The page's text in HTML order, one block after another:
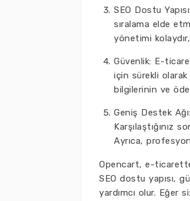
SEO Dostu
sıralama elde
yönetimi
Güvenlik: E-
için sürekli
bilgilerinin ve
Geniş Destek
Karşılaştığınız
Ayrıca,
Opencart, e-
SEO dostu yapısı,
yardımcı olur. Eğer